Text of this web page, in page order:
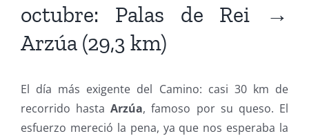
octubre: Palas de Rei →
Arzúa (29,3 km)
El día más exigente del Camino: casi 30 km de
recorrido hastaArzúa, famoso por su queso. El
esfuerzo mereció la pena, ya que nos esperaba la